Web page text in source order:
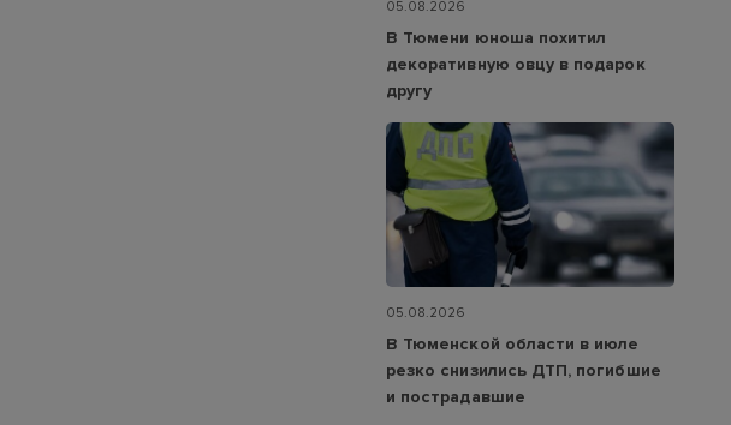
05.08.2026
В Тюмени юноша похитил
декоративную овцу в подарок
другу
05.08.2026
В Тюменской области в июле
резко снизились ДТП, погибшие
и пострадавшие